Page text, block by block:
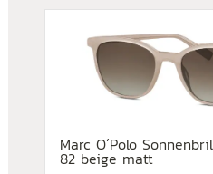
Marc O´Polo
82 beige matt